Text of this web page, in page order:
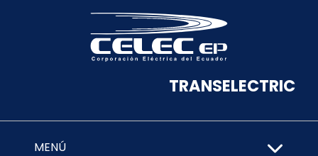
TRANSELECTRIC
MENÚ